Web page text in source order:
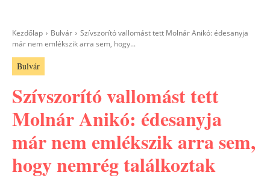
Kezdőlap Bulvár
Szívszorító vallomást tett Molnár Anikó: édesanyja
már nem emlékszik arra sem, hogy...
Bulvár
Szívszorító vallomást tett
Molnár Anikó: édesanyja
már nem emlékszik arra sem,
hogy nemrég találkoztak